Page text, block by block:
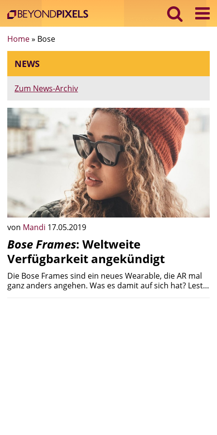
Home» Bose
NEWS
Zum News-Archiv
von Mandi 17.05.2019
Bose Frames: Weltweite
Verfügbarkeit angekündigt
Die Bose Frames sind ein neues Wearable, die AR mal
ganz anders angehen. Was es damit auf sich hat? Lest…